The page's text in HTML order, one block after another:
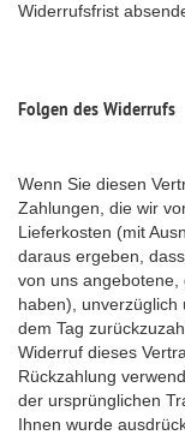
Widerrufsfrist
Folgen des Widerrufs
Wenn Sie diesen
Zahlungen, die wir
Lieferkosten (mit
daraus ergeben,
von uns
haben), unverzüglich
dem Tag
Widerruf dieses
Rückzahlung
der ursprünglichen
Ihnen wurde